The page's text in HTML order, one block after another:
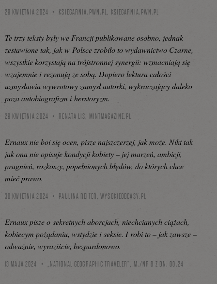
29 KWIETNIA 2024 KSIEGARNIA.PWN.PL, KSIEGARNIA.PWN.PL
Te trzy teksty były we Francji publikowane osobno, jednak
zestawione tak, jak w Polsce zrobiło to wydawnictwo Czarne,
wszystkie korzystają na trójstronnej synergii: wzmacniają się
wzajemnie i rezonują ze sobą. Dopiero lektura całości
uzmysławia wywrotowy zamysł autorki, wykraczający daleko
poza autobiografizm i herstoryzm.
29 KWIETNIA 2024 RENATA LIS, MINTMAGAZINE.PL
Ernaux nie boi się ocen, pisze najszczerzej, jak może. Nikt tak
jak ona nie opisuje kondycji kobiety – jej marzeń, ambicji,
pragnień, rozkoszy, popełnionych błędów, do których chce
mieć prawo.
30 KWIETNIA 2024 PAULINA REITER,WYSOKIEOBCASY.PL
Ernaux pisze o sekretnych aborcjach, niechcianych ciążach,
kobiecym pożądaniu, wstydzie i seksie. I robi to – jak zawsze –
odważnie, wyraziście, bezpardonowo.
13 MAJA 2024 „NATIONAL GEOGRAPHIC TRAVELER”, M./NR 6 Z DN. 06.24